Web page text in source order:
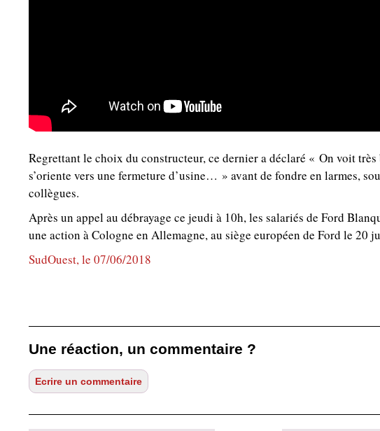
Regrettant le choix du constructeur, ce dernier a déclaré « On voit très
s’oriente vers une fermeture d’usine… » avant de fondre en larmes,
collègues.
Après un appel au débrayage ce jeudi à 10h, les salariés de Ford
une action à Cologne en Allemagne, au siège européen de Ford le 20
SudOuest, le 07/06/2018
Une réaction, un commentaire ?